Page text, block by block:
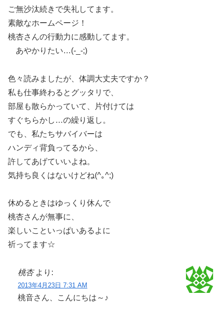
ご無沙汰続きで失礼してます。
素敵なホームページ！
桃杏さんの行動力に感動してます。
あやかりたい…(-_-;)
色々読みましたが、体調大丈夫ですか？
私も仕事終わるとグッタリで、
部屋も散らかっていて、片付けては
すぐちらかし…の繰り返し。
でも、私たちサバイバーは
ハンディ背負ってるから、
許してあげていいよね。
気持ち良くはないけどね(^｡^;)
休めるときはゆっくり休んで
桃杏さんが無事に、
楽しいこといっぱいあるよに
祈ってます☆
桃杏 より:
2013年4月23日 7:31 AM
桃音さん、こんにちは～♪